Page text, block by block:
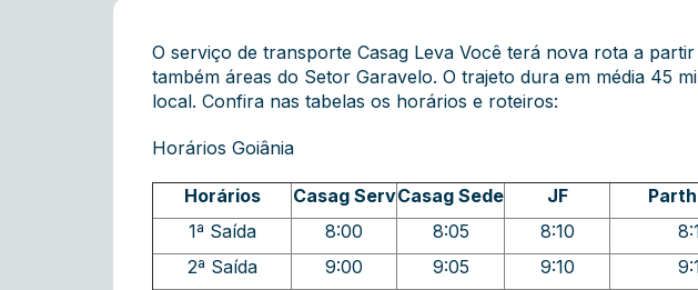
O serviço de transporte Casag Leva Você terá nova rota a
também áreas do Setor Garavelo. O trajeto dura em média 45
local. Confira nas tabelas os horários e roteiros:
Horários Goiânia
Horários Casag ServCasag Sede JF
1ª Saída
8:00 8:05 8:10
2ª Saída
9:00 9:05 9:10